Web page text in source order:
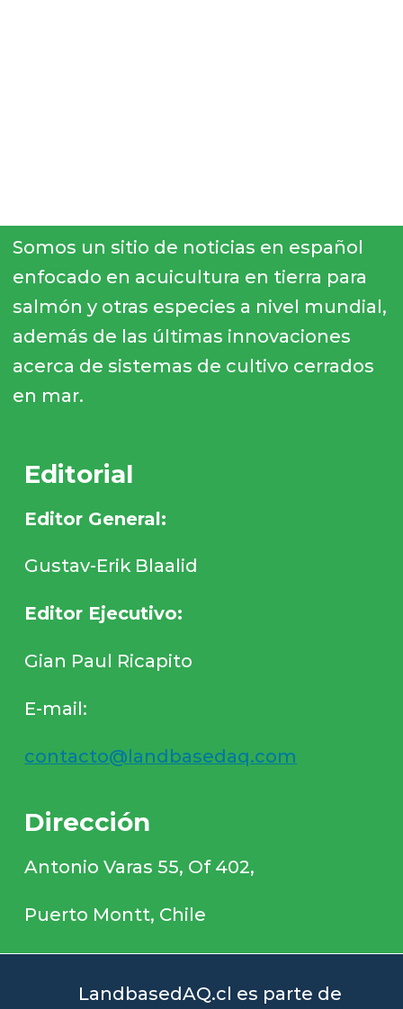
Somos un sitio de noticias en español
enfocado en acuicultura en tierra para
salmón y otras especies a nivel mundial,
además de las últimas innovaciones
acerca de sistemas de cultivo cerrados
en mar.
Editorial
Editor General:
Gustav-Erik Blaalid
Editor Ejecutivo:
Gian Paul Ricapito
E-mail:
contacto@landbasedaq.com
Dirección
Antonio Varas 55, Of 402,
Puerto Montt, Chile
LandbasedAQ.cl es parte de